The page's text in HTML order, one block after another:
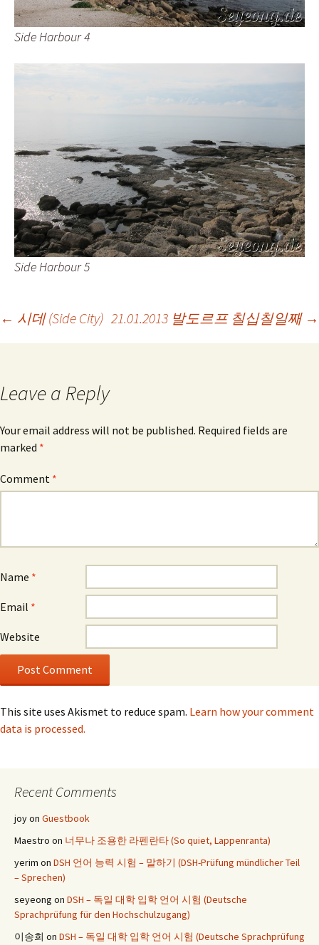
Side Harbour 4
Side Harbour 5
Post
← 시데 (Side City) 21.01.2013 발도르프 칠십칠일째 →
Leave a Reply
Your email address will not be published. Required fields are
marked *
Comment *
Name *
Email *
Website
This site uses Akismet to reduce spam. Learn how your comment
data is processed.
Recent Comments
joyon Guestbook
Maestro on 너무나 조용한 라펜란타 (So quiet, Lappenranta)
yerim on DSH 언어 능력 시험 – 말하기 (DSH-Prüfung mündlicher Teil
– Sprechen)
seyeong on DSH – 독일 대학 입학 언어 시험 (Deutsche
Sprachprüfung für den Hochschulzugang)
이송희 on DSH – 독일 대학 입학 언어 시험 (Deutsche Sprachprüfung